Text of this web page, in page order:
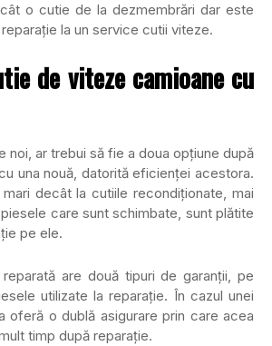
o cutie de la dezmembrări dar este
la un service cutii viteze.
de viteze camioane cu
noi, ar trebui să fie a doua opţiune după
una nouă, datorită eficienţei acestora.
decât la cutiile recondiţionate, mai
care sunt schimbate, sunt plătite
pe ele.
are două tipuri de garanţii, pe
utilizate la reparaţie. În cazul unei
oferă o dublă asigurare prin care acea
timp după reparaţie.